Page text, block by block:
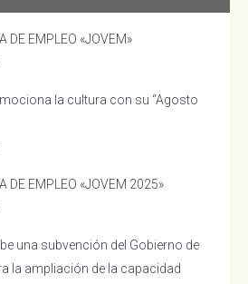
DE EMPLEO «JOVEM»
la cultura con su “Agosto
DE EMPLEO «JOVEM 2025»
una subvención del Gobierno de
la ampliación de la capacidad